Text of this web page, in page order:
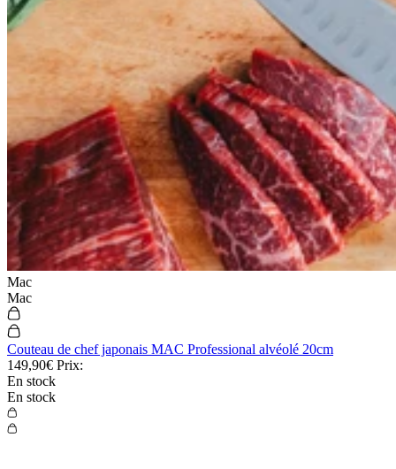
Mac
Mac
Couteau de chef japonais MAC Professional alvéolé 20cm
149,90€ Prix:
En stock
En stock